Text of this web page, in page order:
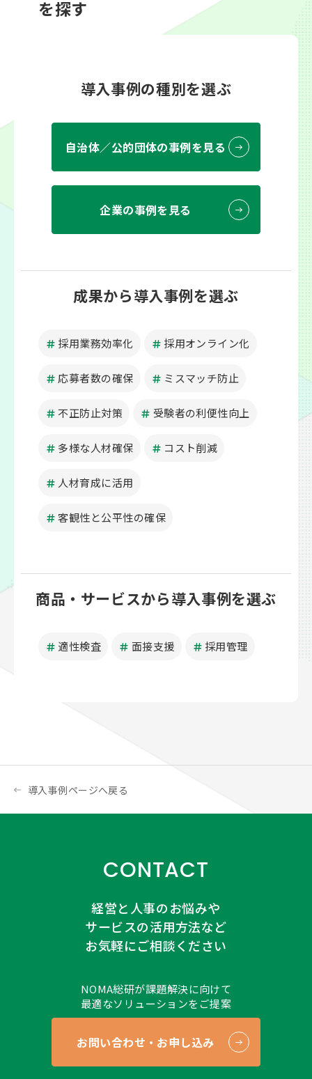
を探す
導入事例の種別を選ぶ
自治体／公的団体の事例を見る
企業の事例を見る
成果から導入事例を選ぶ
採用業務効率化 採用オンライン化
応募者数の確保 ミスマッチ防止
不正防止対策 受験者の利便性向上
多様な人材確保 コスト削減
人材育成に活用
客観性と公平性の確保
商品・サービスから導入事例を選ぶ
適性検査 面接支援 採用管理
導入事例ページへ戻る
CONTACT
経営と人事のお悩みや
サービスの活用方法など
お気軽にご相談ください
NOMA総研が課題解決に向けて
最適なソリューションをご提案
お問い合わせ・お申し込み